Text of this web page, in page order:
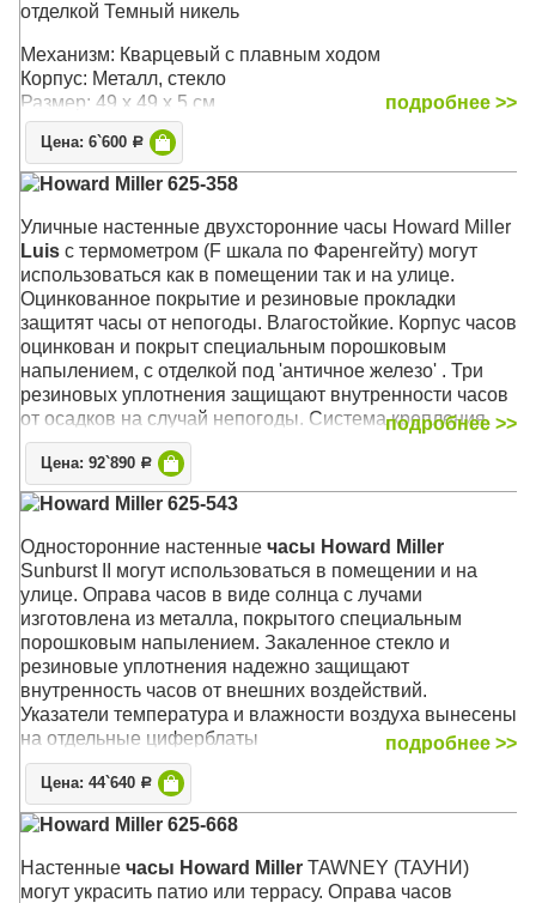
отделкой Темный никель
Механизм: Кварцевый с плавным ходом
Корпус: Металл, стекло
Размер: 49 х 49 х 5 см
подробнее >>
Цена: 6`600 Р
Howard Miller 625-358
Уличные настенные двухсторонние часы Howard Miller
Luis с термометром (F шкала по Фаренгейту) могут
использоваться как в помещении так и на улице.
Оцинкованное покрытие и резиновые прокладки
защитят часы от непогоды. Влагостойкие. Корпус часов
оцинкован и покрыт специальным порошковым
напылением, с отделкой под 'античное железо' . Три
резиновых уплотнения защищают внутренности часов
от осадков на случай непогоды. Система крепления
Вертлюги к декоративному настенному кронштейну
позволяют установить оптимальную видимость часов с
любого угла зрения.
Корпус: Чёрный стальной с оцинкованным креплением
Размер: 55 х 50 х 16 см; циферблат 38 см.
подробнее >>
Цена: 92`890 Р
Howard Miller 625-543
Односторонние настенные часы Howard Miller
Sunburst II могут использоваться в помещении и на
улице. Оправа часов в виде солнца с лучами
изготовлена из металла, покрытого специальным
порошковым напылением. Закаленное стекло и
резиновые уплотнения надежно защищают
внутренность часов от внешних воздействий.
Указатели температура и влажности воздуха вынесены
на отдельные циферблаты
Механизм: Кварцевый
Корпус: Металл (кованый), защитное стекло
Размер: 57 х 57 х 5 см
подробнее >>
Цена: 44`640 Р
Howard Miller 625-668
Настенные часы Howard Miller TAWNEY (ТАУНИ)
могут украсить патио или террасу. Оправа часов